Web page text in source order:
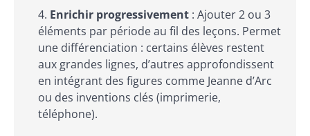
Enrichir progressivement : Ajouter 2 ou 3
éléments par période au fil des leçons. Permet
une différenciation : certains élèves restent
aux grandes lignes, d’autres approfondissent
en intégrant des figures comme Jeanne d’Arc
ou des inventions clés (imprimerie,
téléphone).